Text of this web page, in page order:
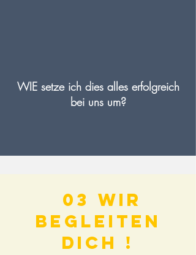
WIE setze ich dies alles erfolgreich
bei uns um?
03 Wir
begleiten
dich !